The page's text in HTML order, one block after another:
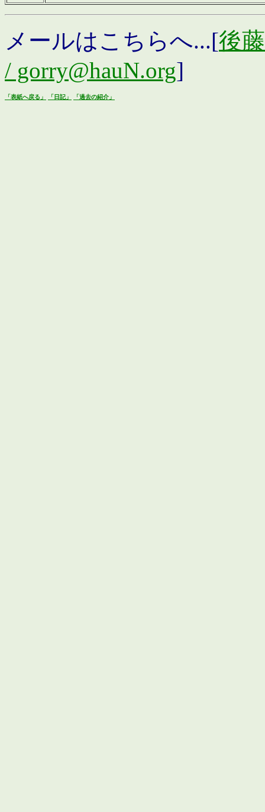
メールはこちらへ...[後
/ gorry@hauN.org]
「表紙へ戻る」 「日記」 「過去の紹介」